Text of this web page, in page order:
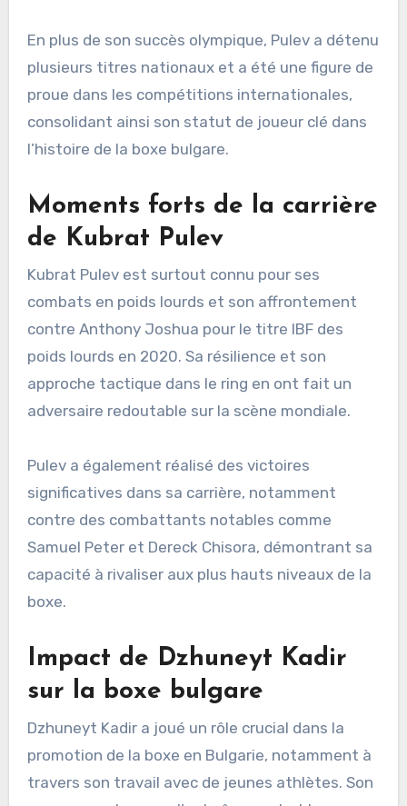
En plus de son succès olympique, Pulev a détenu
plusieurs titres nationaux et a été une figure de
proue dans les compétitions internationales,
consolidant ainsi son statut de joueur clé dans
l’histoire de la boxe bulgare.
Moments forts de la carrière
de Kubrat Pulev
Kubrat Pulev est surtout connu pour ses
combats en poids lourds et son affrontement
contre Anthony Joshua pour le titre IBF des
poids lourds en 2020. Sa résilience et son
approche tactique dans le ring en ont fait un
adversaire redoutable sur la scène mondiale.
Pulev a également réalisé des victoires
significatives dans sa carrière, notamment
contre des combattants notables comme
Samuel Peter et Dereck Chisora, démontrant sa
capacité à rivaliser aux plus hauts niveaux de la
boxe.
Impact de Dzhuneyt Kadir
sur la boxe bulgare
Dzhuneyt Kadir a joué un rôle crucial dans la
promotion de la boxe en Bulgarie, notamment à
travers son travail avec de jeunes athlètes. Son